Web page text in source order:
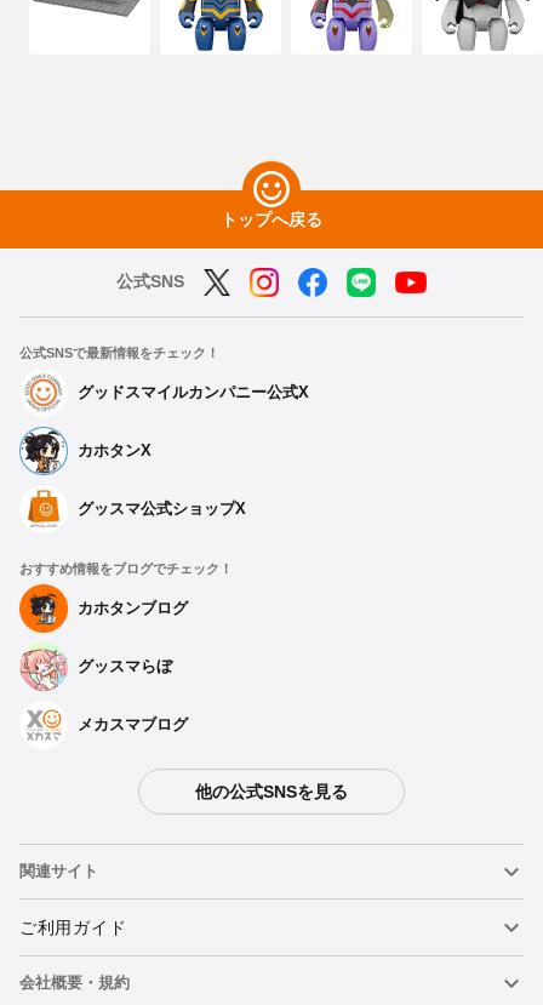
トップへ戻る
公式SNS
公式SNSで最新情報をチェック！
グッドスマイルカンパニー公式X
カホタンX
グッスマ公式ショップX
おすすめ情報をブログでチェック！
カホタンブログ
グッスマらぼ
メカスマブログ
他の公式SNSを見る
関連サイト
ねんどろいど
ねんどろいどフェイスメーカー
ご利用ガイド
重要なお知らせ
会社概要・規約